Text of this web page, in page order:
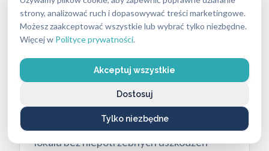
strony, analizować ruch i dopasowywać treści marketingowe.
Możesz zaakceptować wszystkie lub wybrać tylko niezbędne.
Więcej w Polityce prywatności.
Akceptuj wszystkie
Tylko niezbędne
Dostosuj
869 662)
Zatrzaśnięte drzwi lub zgubione klucze to
problem, który rozwiązujemy po zgłoszeniu
przez telefon, a dojazd na Ochotę zajmuje
zwykle około 20 minut. Jako licencjonowani
specjaliści z firmy ABC Zabezpieczeń
gwarantujemy bezpieczne wejście do
lokalu bez niepotrzebnych uszkodzeń